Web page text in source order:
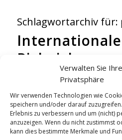
Verwalten Sie Ihre
Privatsphäre
Wir verwenden Technologien wie
speichern und/oder darauf
Erlebnis zu verbessern und um (nicht)
anzuzeigen. Wenn du nicht zustimmst
kann dies bestimmte Merkmale und
Schlagwortarchiv für:
Picknicks